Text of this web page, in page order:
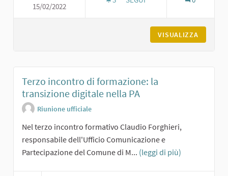
15/02/2022
VISUALIZZA
Terzo incontro di formazione: la
transizione digitale nella PA
Riunione ufficiale
Nel terzo incontro formativo Claudio Forghieri,
responsabile dell'Ufficio Comunicazione e
Partecipazione del Comune di M... (leggi di più)